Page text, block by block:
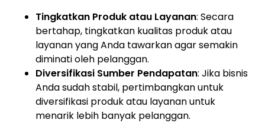
Tingkatkan Produk atau Layanan: Secara
bertahap, tingkatkan kualitas produk atau
layanan yang Anda tawarkan agar semakin
diminati oleh pelanggan.
Diversifikasi Sumber Pendapatan: Jika bisnis
Anda sudah stabil, pertimbangkan untuk
diversifikasi produk atau layanan untuk
menarik lebih banyak pelanggan.